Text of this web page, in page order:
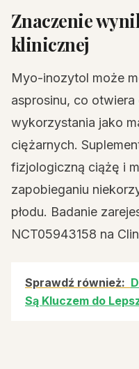
Znaczenie
klinicznej
Myo-inozytol może
asprosinu, co
wykorzystania jako
ciężarnych.
fizjologiczną ciążę i
zapobieganiu
płodu. Badanie
NCT05943158 na
Sprawdź również:
Są Kluczem do